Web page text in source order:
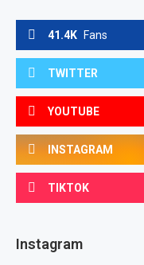
41.4K Fans
TWITTER
YOUTUBE
INSTAGRAM
TIKTOK
Instagram